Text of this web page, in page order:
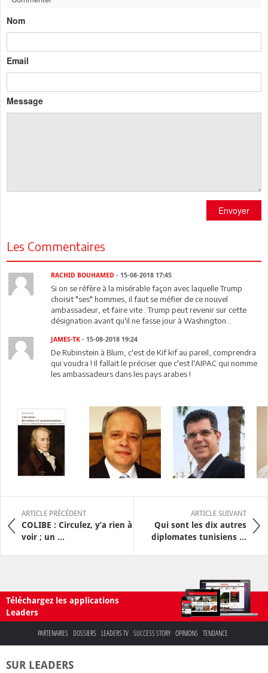
Nom
Email
Message
Envoyer
Les Commentaires
RACHID BOUHAMED - 15-08-2018 17:45
Si on se réfère à la misérable façon avec laquelle Trump
choisit "ses" hommes, il faut se méfier de ce nouvel
ambassadeur, et faire vite : Trump peut revenir sur cette
désignation avant qu'il ne fasse jour à Washington...
JAMES-TK - 15-08-2018 19:24
De Rubinstein à Blum, c'est de Kif kif au pareil, comprendra
qui voudra ! Il fallait le préciser que c'est l'AIPAC qui nomme
les ambassadeurs dans les pays arabes !
ARTICLE PRÉCÉDENT
COLIBE : Circulez, y’a rien à
voir ; un ...
ARTICLE SUIVANT
Qui sont les dix autres
diplomates tunisiens ...
Téléchargez les applications
Leaders
PARTENAIRES DOSSIERS LEADERS TV SUCCESS STORY OPINIONS TENDANCE
SUR LEADERS